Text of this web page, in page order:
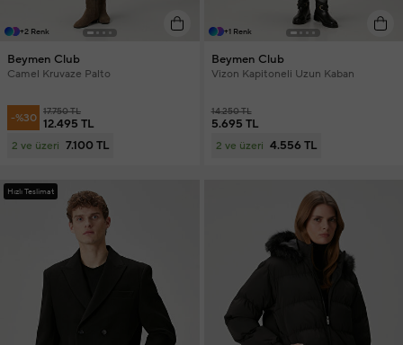
+2 Renk
Beymen Club
Camel Kruvaze Palto
-%30 17.750 TL
12.495 TL
2 ve üzeri 7.100 TL
+1 Renk
Beymen Club
Vizon Kapitoneli Uzun Kaban
14.250 TL
5.695 TL
2 ve üzeri 4.556 TL
Hızlı Teslimat